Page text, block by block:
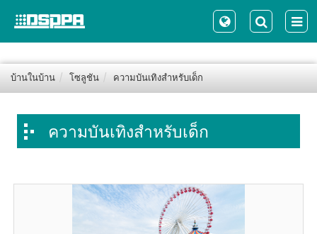
บ้านในบ้าน โซลูชัน ความบันเทิงสำหรับเด็ก
ความบันเทิงสำหรับเด็ก